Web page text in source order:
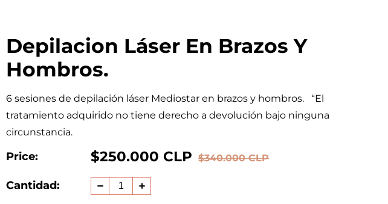
Depilacion Láser En Brazos Y
Hombros.
6 sesiones de depilación láser Mediostar en brazos y hombros. “El
tratamiento adquirido no tiene derecho a devolución bajo ninguna
circunstancia.
Price:
Precio
oferta
$250.000 CLP
Precio
$340.000 CLP
Cantidad:
Reducir
Aumentar